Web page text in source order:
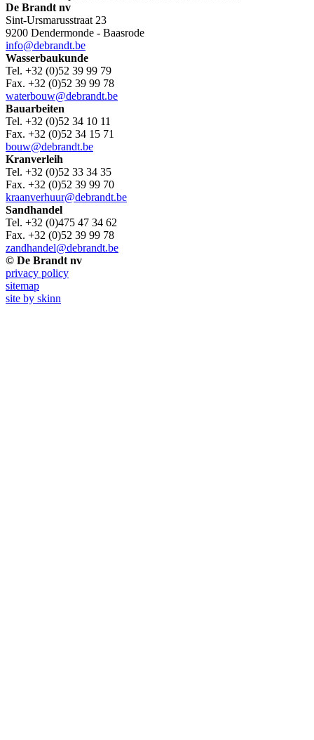
De Brandt nv
Sint-Ursmarusstraat 23
9200 Dendermonde - Baasrode
info@debrandt.be
Wasserbaukunde
Tel. +32 (0)52 39 99 79
Fax. +32 (0)52 39 99 78
waterbouw@debrandt.be
Bauarbeiten
Tel. +32 (0)52 34 10 11
Fax. +32 (0)52 34 15 71
bouw@debrandt.be
Kranverleih
Tel. +32 (0)52 33 34 35
Fax. +32 (0)52 39 99 70
kraanverhuur@debrandt.be
Sandhandel
Tel. +32 (0)475 47 34 62
Fax. +32 (0)52 39 99 78
zandhandel@debrandt.be
© De Brandt nv
privacy policy
sitemap
site by skinn